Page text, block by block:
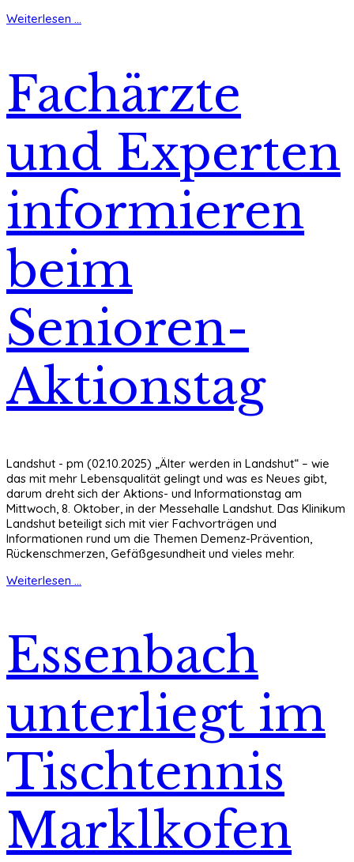
Weiterlesen ...
Fachärzte
und Experten
informieren
beim
Senioren-
Aktionstag
Landshut - pm (02.10.2025) „Älter werden in Landshut“ – wie
das mit mehr Lebensqualität gelingt und was es Neues gibt,
darum dreht sich der Aktions- und Informationstag am
Mittwoch, 8. Oktober, in der Messehalle Landshut. Das Klinikum
Landshut beteiligt sich mit vier Fachvorträgen und
Informationen rund um die Themen Demenz-Prävention,
Rückenschmerzen, Gefäßgesundheit und vieles mehr.
Weiterlesen ...
Essenbach
unterliegt im
Tischtennis
Marklkofen